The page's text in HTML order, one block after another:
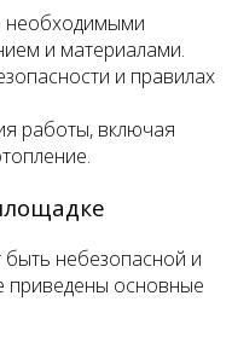
необходимыми
и материалами.
и правилах
работы, включая
небезопасной и
приведены основные